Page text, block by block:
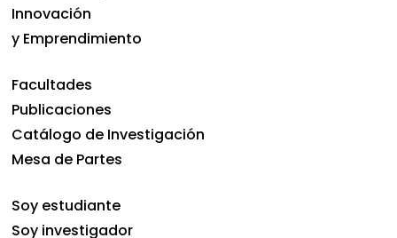
Innovación
y Emprendimiento
Facultades
Publicaciones
Catálogo de Investigación
Mesa de Partes
Soy estudiante
Soy investigador